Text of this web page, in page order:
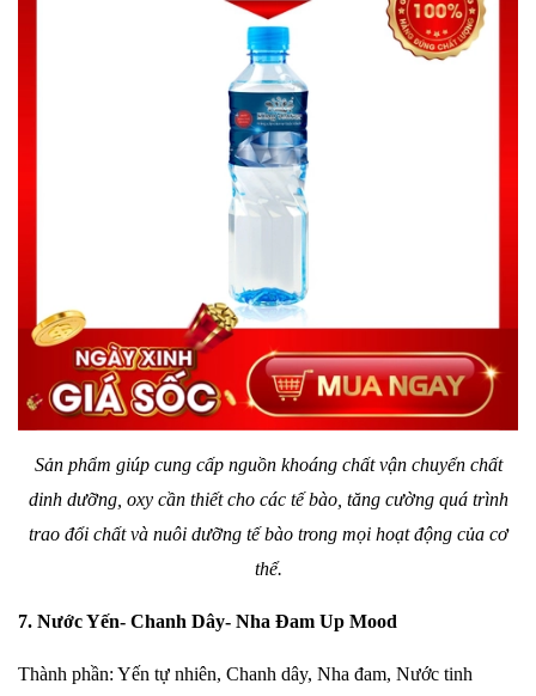
Sảnphẩm giúp cung cấp nguồn khoáng chất vận chuyển chất
dinh dưỡng, oxy cần thiết cho các tế bào, tăng cường quá trình
trao đổi chất vànuôi dưỡng tế bào trong mọi hoạt động của cơ
thể.
7. Nước Yến- Chanh Dây- Nha Đam Up Mood
Thành phần: Yến tự nhiên, Chanh dây, Nha đam, Nước tinh